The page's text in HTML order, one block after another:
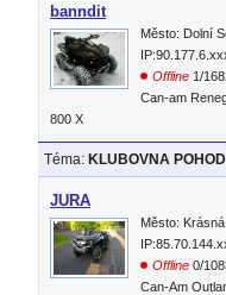
banndit
Město: Dolní
Offline 1/
Can-am
800 X
Téma: KLUBOVNA
JURA
Město:
Offline 0/
Can-Am